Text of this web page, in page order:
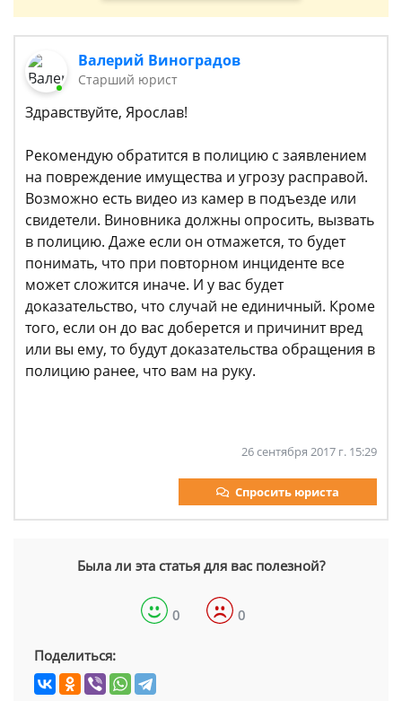
Валерий Виноградов
Старший юрист
Здравствуйте, Ярослав!
Рекомендую обратится в полицию с заявлением
на повреждение имущества и угрозу расправой.
Возможно есть видео из камер в подъезде или
свидетели. Виновника должны опросить, вызвать
в полицию. Даже если он отмажется, то будет
понимать, что при повторном инциденте все
может сложится иначе. И у вас будет
доказательство, что случай не единичный. Кроме
того, если он до вас доберется и причинит вред
или вы ему, то будут доказательства обращения в
полицию ранее, что вам на руку.
26 сентября 2017 г. 15:29
Спросить юриста
Была ли эта статья для вас полезной?
0 0
Поделиться: